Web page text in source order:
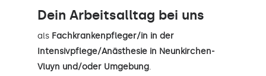
Dein Arbeitsalltag bei uns
als Fachkrankenpfleger/in in der
Intensivpflege/Anästhesie in Neunkirchen-
Vluyn und/oder Umgebung.